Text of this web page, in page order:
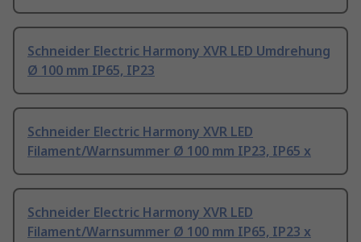
Schneider Electric Harmony XVR LED Umdrehung
Ø 100 mm IP65, IP23
Schneider Electric Harmony XVR LED
Filament/Warnsummer Ø 100 mm IP23, IP65 x
Schneider Electric Harmony XVR LED
Filament/Warnsummer Ø 100 mm IP65, IP23 x